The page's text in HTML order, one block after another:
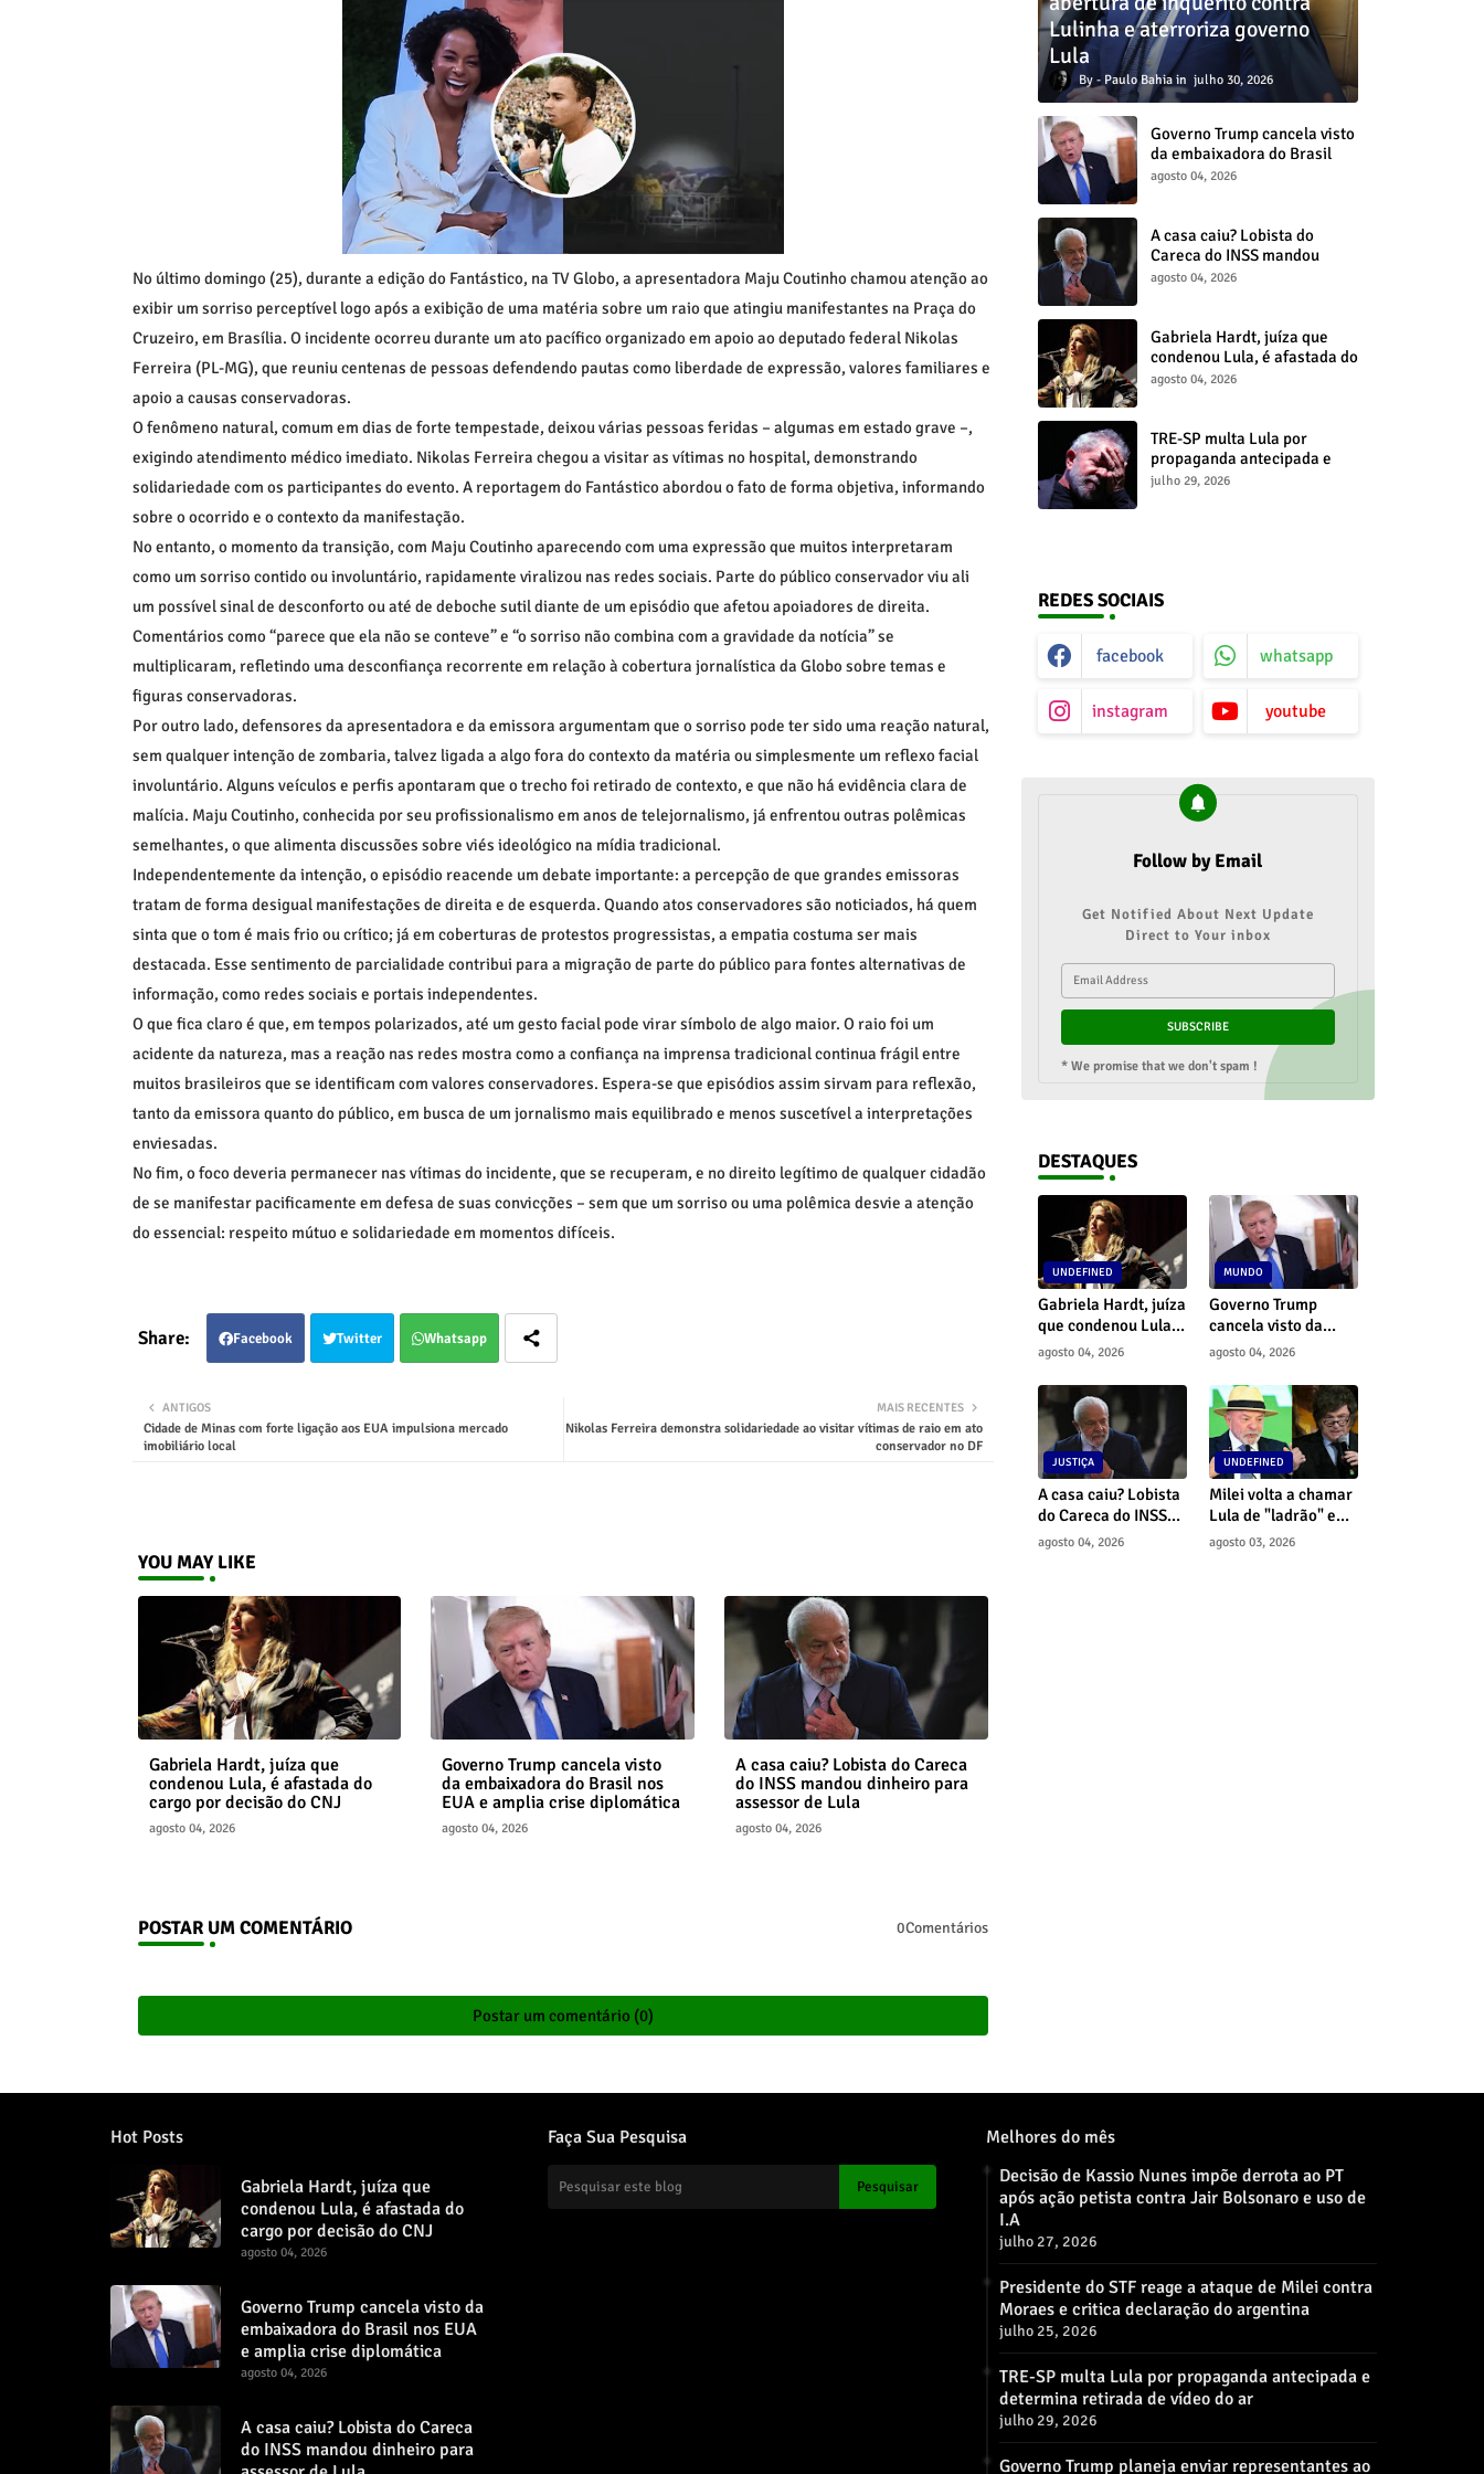
No último domingo (25), durante a edição do Fantástico, na TV Globo, a apresentadora Maju Coutinho chamou atenção ao
exibir um sorriso perceptível logo após a exibição de uma matéria sobre um raio que atingiu manifestantes na Praça do
Cruzeiro, em Brasília. O incidente ocorreu durante um ato pacífico organizado em apoio ao deputado federal Nikolas
Ferreira (PL-MG), que reuniu centenas de pessoas defendendo pautas como liberdade de expressão, valores familiares e
apoio a causas conservadoras.
O fenômeno natural, comum em dias de forte tempestade, deixou várias pessoas feridas – algumas em estado grave –,
exigindo atendimento médico imediato. Nikolas Ferreira chegou a visitar as vítimas no hospital, demonstrando
solidariedade com os participantes do evento. A reportagem do Fantástico abordou o fato de forma objetiva, informando
sobre o ocorrido e o contexto da manifestação.
No entanto, o momento da transição, com Maju Coutinho aparecendo com uma expressão que muitos interpretaram
como um sorriso contido ou involuntário, rapidamente viralizou nas redes sociais. Parte do público conservador viu ali
um possível sinal de desconforto ou até de deboche sutil diante de um episódio que afetou apoiadores de direita.
Comentários como “parece que ela não se conteve” e “o sorriso não combina com a gravidade da notícia” se
multiplicaram, refletindo uma desconfiança recorrente em relação à cobertura jornalística da Globo sobre temas e
figuras conservadoras.
Por outro lado, defensores da apresentadora e da emissora argumentam que o sorriso pode ter sido uma reação natural,
sem qualquer intenção de zombaria, talvez ligada a algo fora do contexto da matéria ou simplesmente um reflexo facial
involuntário. Alguns veículos e perfis apontaram que o trecho foi retirado de contexto, e que não há evidência clara de
malícia. Maju Coutinho, conhecida por seu profissionalismo em anos de telejornalismo, já enfrentou outras polêmicas
semelhantes, o que alimenta discussões sobre viés ideológico na mídia tradicional.
Independentemente da intenção, o episódio reacende um debate importante: a percepção de que grandes emissoras
tratam de forma desigual manifestações de direita e de esquerda. Quando atos conservadores são noticiados, há quem
sinta que o tom é mais frio ou crítico; já em coberturas de protestos progressistas, a empatia costuma ser mais
destacada. Esse sentimento de parcialidade contribui para a migração de parte do público para fontes alternativas de
informação, como redes sociais e portais independentes.
O que fica claro é que, em tempos polarizados, até um gesto facial pode virar símbolo de algo maior. O raio foi um
acidente da natureza, mas a reação nas redes mostra como a confiança na imprensa tradicional continua frágil entre
muitos brasileiros que se identificam com valores conservadores. Espera-se que episódios assim sirvam para reflexão,
tanto da emissora quanto do público, em busca de um jornalismo mais equilibrado e menos suscetível a interpretações
enviesadas.
No fim, o foco deveria permanecer nas vítimas do incidente, que se recuperam, e no direito legítimo de qualquer cidadão
de se manifestar pacificamente em defesa de suas convicções – sem que um sorriso ou uma polêmica desvie a atenção
do essencial: respeito mútuo e solidariedade em momentos difíceis.
Facebook Twitter Whatsapp
MAIS RECENTES
Nikolas Ferreira demonstra solidariedade ao visitar vítimas de raio em ato
conservador no DF
ANTIGOS
Cidade de Minas com forte ligação aos EUA impulsiona mercado
imobiliário local
YOU MAY LIKE
Gabriela Hardt, juíza que
condenou Lula, é afastada do
cargo por decisão do CNJ
agosto 04, 2026
Governo Trump cancela visto
da embaixadora do Brasil nos
EUA e amplia crise diplomática
agosto 04, 2026
A casa caiu? Lobista do Careca
do INSS mandou dinheiro para
assessor de Lula
agosto 04, 2026
POSTAR UM COMENTÁRIO 0Comentários
Postar um comentário (0)
Lulinha e aterroriza governo
Lula
Paulo Bahia julho 30, 2026
Governo Trump cancela visto
da embaixadora do Brasil
nos EUA e amplia crise
agosto 04, 2026
A casa caiu? Lobista do
Careca do INSS mandou
dinheiro para assessor de
agosto 04, 2026
Gabriela Hardt, juíza que
condenou Lula, é afastada do
cargo por decisão do CNJ
agosto 04, 2026
TRE-SP multa Lula por
propaganda antecipada e
determina retirada de vídeo
julho 29, 2026
REDES SOCIAIS
facebook whatsapp
instagram youtube
Follow by Email
Get Notified About Next Update
Direct to Your inbox
* We promise that we don't spam !
DESTAQUES
UNDEFINED
Gabriela Hardt, juíza
que condenou Lula,
é afastada do cargo
agosto 04, 2026
MUNDO
Governo Trump
cancela visto da
embaixadora do
amplia crise
diplomática
agosto 04, 2026
JUSTIÇA
A casa caiu? Lobista
do Careca do INSS
mandou dinheiro
agosto 04, 2026
UNDEFINED
Milei volta a chamar
Lula de "ladrão" e
"corrupto" e amplia
agosto 03, 2026
Hot Posts
Gabriela Hardt, juíza que
condenou Lula, é afastada do
cargo por decisão do CNJ
agosto 04, 2026
Governo Trump cancela visto da
embaixadora do Brasil nos EUA
e amplia crise diplomática
agosto 04, 2026
A casa caiu? Lobista do Careca
do INSS mandou dinheiro para
Faça Sua Pesquisa
Melhores do mês
Decisão de Kassio Nunes impõe derrota ao PT
após ação petista contra Jair Bolsonaro e uso de
I.A
julho 27, 2026
Presidente do STF reage a ataque de Milei contra
Moraes e critica declaração do argentina
julho 25, 2026
TRE-SP multa Lula por propaganda antecipada e
determina retirada de vídeo do ar
julho 29, 2026
Governo Trump planeja enviar representantes ao